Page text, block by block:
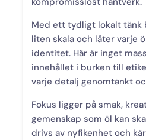
Med ett tydligt lokalt tänk
liten skala och låter varje
identitet. Här är inget
innehållet i burken till
varje detalj genomtänkt
Fokus ligger på smak,
gemenskap som öl kan
drivs av nyfikenhet och